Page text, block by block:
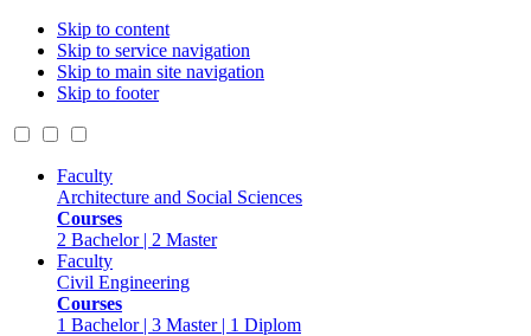
Skip to content
Skip to service navigation
Skip to main site navigation
Skip to footer
Faculty
Architecture and Social Sciences
Courses
2 Bachelor | 2 Master
Faculty
Civil Engineering
Courses
1 Bachelor | 3 Master | 1 Diplom